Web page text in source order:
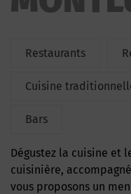
Restaurants
Cuisine
Bars
Dégustez la cuisine et les desserts maison de notre chef
cuisinière,
vous proposons un